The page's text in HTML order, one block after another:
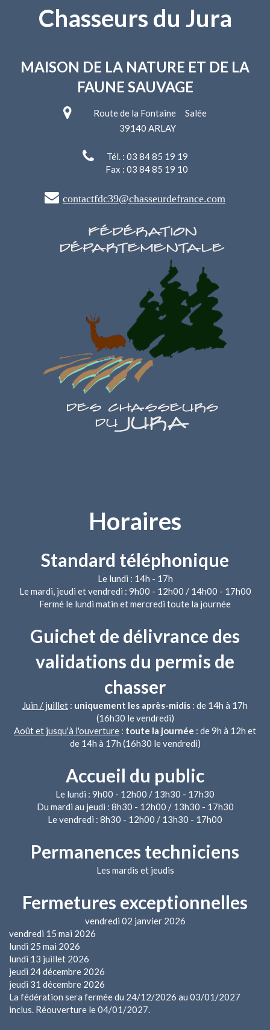
Chasseurs du Jura
MAISON DE LA NATURE ET DE LA
FAUNE SAUVAGE
Route de la Fontaine Salée
39140 ARLAY
Tél. : 03 84 85 19 19
Fax : 03 84 85 19 10
contactfdc39@chasseurdefrance.com
Horaires
Standard téléphonique
Le lundi : 14h - 17h
Le mardi, jeudi et vendredi : 9h00 - 12h00 / 14h00 - 17h00
Fermé le lundi matin et mercredi toute la journée
Guichet de délivrance des
validations du permis de
chasser
Juin / juillet : uniquement les après-midis : de 14h à 17h
(16h30 le vendredi)
Août et jusqu'à l'ouverture : toute la journée : de 9h à 12h et
de 14h à 17h (16h30 le vendredi)
Accueil du public
Le lundi : 9h00 - 12h00 / 13h30 - 17h30
Du mardi au jeudi : 8h30 - 12h00 / 13h30 - 17h30
Le vendredi : 8h30 - 12h00 / 13h30 - 17h00
Permanences techniciens
Les mardis et jeudis
Fermetures exceptionnelles
vendredi 02 janvier 2026
vendredi 15 mai 2026
lundi 25 mai 2026
lundi 13 juillet 2026
jeudi 24 décembre 2026
jeudi 31 décembre 2026
La fédération sera fermée du 24/12/2026 au 03/01/2027
inclus. Réouverture le 04/01/2027.